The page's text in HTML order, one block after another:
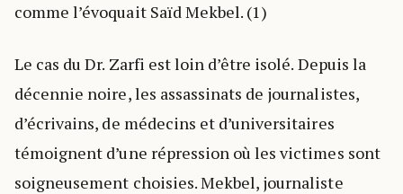
comme l’évoquait Saïd Mekbel. (1)
Le cas du Dr. Zarfi est loin d’être isolé. Depuis la
décennie noire, les assassinats de journalistes,
d’écrivains, de médecins et d’universitaires
témoignent d’une répression où les victimes sont
soigneusement choisies. Mekbel, journaliste